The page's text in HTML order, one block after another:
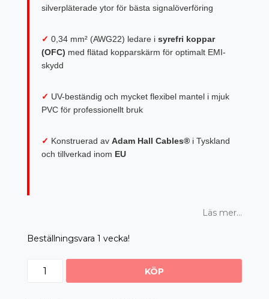
silverpläterade ytor för bästa signalöverföring
✓ 0,34 mm² (AWG22) ledare i syrefri koppar
(OFC) med flätad kopparskärm för optimalt EMI-
skydd
✓ UV-beständig och mycket flexibel mantel i mjuk
PVC för professionellt bruk
✓ Konstruerad av Adam Hall Cables® i Tyskland
och tillverkad inom EU
Läs mer...
Beställningsvara 1 vecka!
KÖP